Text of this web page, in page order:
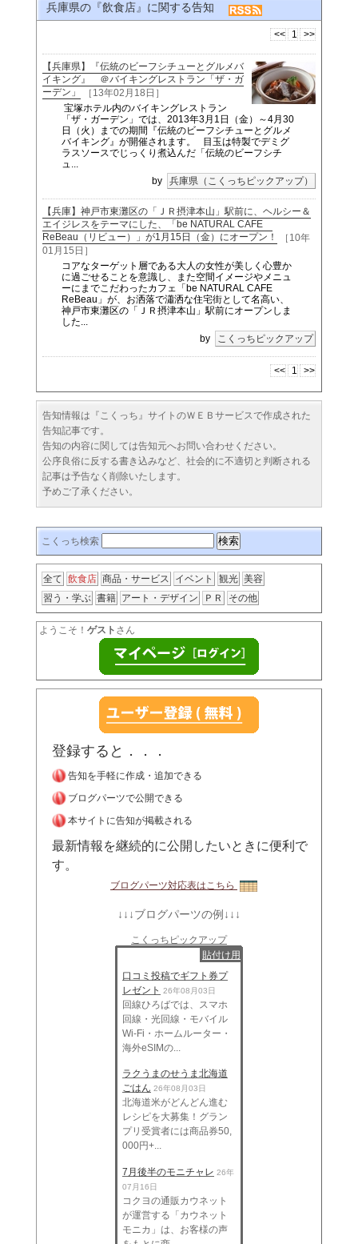
兵庫県の『飲食店』に関する告知
<< 1 >>
【兵庫県】『伝統のビーフシチューとグルメバ
イキング』 ＠バイキングレストラン「ザ・ガ
ーデン」
［13年02月18日］
宝塚ホテル内のバイキングレストラン
「ザ・ガーデン」では、2013年3月1日（金）～4月30
日（火）までの期間『伝統のビーフシチューとグルメ
バイキング』が開催されます。 目玉は特製でデミグ
ラスソースでじっくり煮込んだ「伝統のビーフシチ
ュ...
by
兵庫県（こくっちピックアップ）
【兵庫】神戸市東灘区の「ＪＲ摂津本山」駅前に、ヘルシー＆
エイジレスをテーマにした、「be NATURAL CAFE
ReBeau（リビュー）」が1月15日（金）にオープン！
［10年
01月15日］
コアなターゲット層である大人の女性が美しく心豊か
に過ごせることを意識し、また空間イメージやメニュ
ーにまでこだわったカフェ「be NATURAL CAFE
ReBeau」が、お洒落で瀟洒な住宅街として名高い、
神戸市東灘区の「ＪＲ摂津本山」駅前にオープンしま
した...
by
こくっちピックアップ
<< 1 >>
告知情報は『こくっち』サイトのＷＥＢサービスで作成された
告知記事です。
告知の内容に関しては告知元へお問い合わせください。
公序良俗に反する書き込みなど、社会的に不適切と判断される
記事は予告なく削除いたします。
予めご了承ください。
こくっち検索
全て 飲食店 商品・サービス イベント 観光 美容
習う・学ぶ 書籍 アート・デザイン ＰＲ その他
ようこそ！ ゲスト さん
登録すると．．．
告知を手軽に作成・追加できる
ブログパーツで公開できる
本サイトに告知が掲載される
最新情報を継続的に公開したいときに便利で
す。
ブログパーツ対応表はこちら
↓↓↓ブログパーツの例↓↓↓
こくっちピックアップ
貼付け用
口コミ投稿でギフト券プ
レゼント 26年08月03日
回線ひろばでは、スマホ
回線・光回線・モバイル
Wi-Fi・ホームルーター・
海外eSIMの...
ラクうまのせうま北海道
ごはん 26年08月03日
北海道米がどんどん進む
レシピを大募集！グラン
プリ受賞者には商品券50,
000円+...
7月後半のモニチャレ 26年
07月16日
コクヨの通販カウネット
が運営する「カウネット
モニカ」は、お客様の声